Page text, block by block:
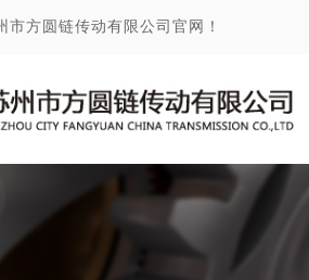
市方圆链传动有限公司官网！